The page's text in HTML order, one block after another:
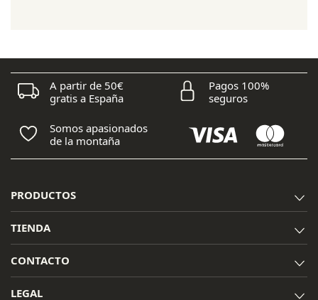
200,00 €.160,00 €.
A partir de 50€
gratis a España
Pagos 100%
seguros
Somos apasionados
de la montaña
PRODUCTOS
TIENDA
CONTACTO
LEGAL